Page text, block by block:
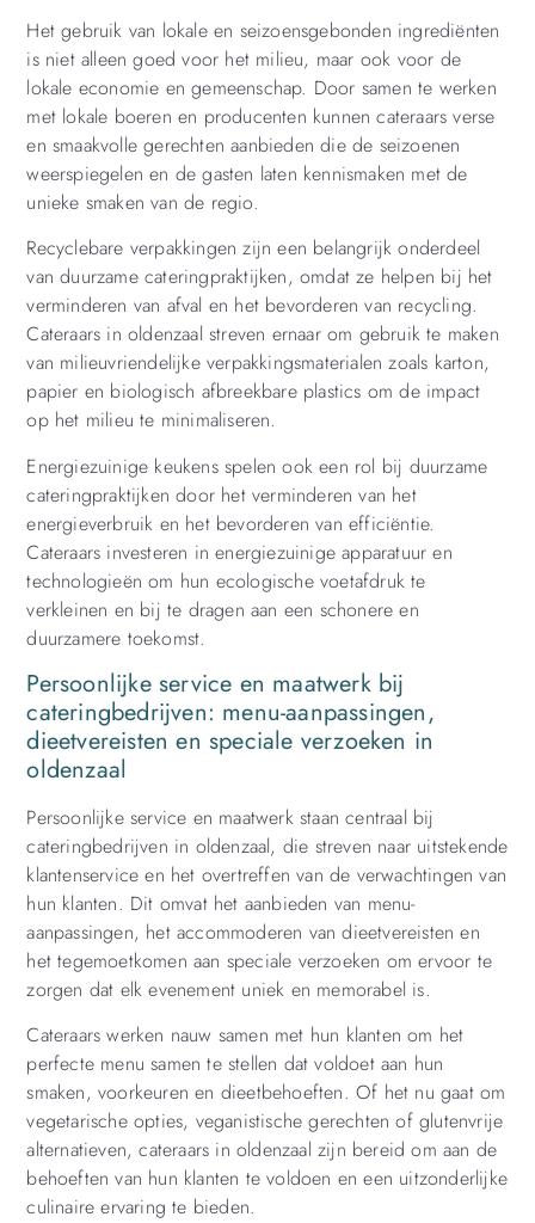
Het gebruik van lokale en seizoensgebonden ingrediënten
is niet alleen goed voor het milieu, maar ook voor de
lokale economie en gemeenschap. Door samen te werken
met lokale boeren en producenten kunnen cateraars verse
en smaakvolle gerechten aanbieden die de seizoenen
weerspiegelen en de gasten laten kennismaken met de
unieke smaken van de regio.
Recyclebare verpakkingen zijn een belangrijk onderdeel
van duurzame cateringpraktijken, omdat ze helpen bij het
verminderen van afval en het bevorderen van recycling.
Cateraars in oldenzaal streven ernaar om gebruik te maken
van milieuvriendelijke verpakkingsmaterialen zoals karton,
papier en biologisch afbreekbare plastics om de impact
op het milieu te minimaliseren.
Energiezuinige keukens spelen ook een rol bij duurzame
cateringpraktijken door het verminderen van het
energieverbruik en het bevorderen van efficiëntie.
Cateraars investeren in energiezuinige apparatuur en
technologieën om hun ecologische voetafdruk te
verkleinen en bij te dragen aan een schonere en
duurzamere toekomst.
Persoonlijke service en maatwerk bij
cateringbedrijven: menu-aanpassingen,
dieetvereisten en speciale verzoeken in
oldenzaal
Persoonlijke service en maatwerk staan centraal bij
cateringbedrijven in oldenzaal, die streven naar uitstekende
klantenservice en het overtreffen van de verwachtingen van
hun klanten. Dit omvat het aanbieden van menu-
aanpassingen, het accommoderen van dieetvereisten en
het tegemoetkomen aan speciale verzoeken om ervoor te
zorgen dat elk evenement uniek en memorabel is.
Cateraars werken nauw samen met hun klanten om het
perfecte menu samen te stellen dat voldoet aan hun
smaken, voorkeuren en dieetbehoeften. Of het nu gaat om
vegetarische opties, veganistische gerechten of glutenvrije
alternatieven, cateraars in oldenzaal zijn bereid om aan de
behoeften van hun klanten te voldoen en een uitzonderlijke
culinaire ervaring te bieden.